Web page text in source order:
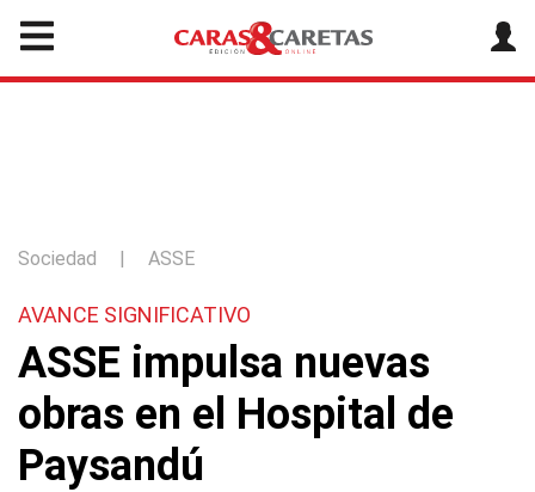
Sociedad | ASSE
AVANCE SIGNIFICATIVO
ASSE impulsa nuevas
obras en el Hospital de
Paysandú